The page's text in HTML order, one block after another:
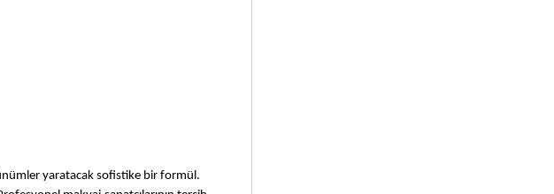
yaratacak sofistike bir formül.